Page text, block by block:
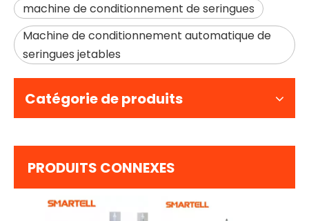
machine de conditionnement de seringues
Machine de conditionnement automatique de
seringues jetables
Catégorie de produits
PRODUITS CONNEXES